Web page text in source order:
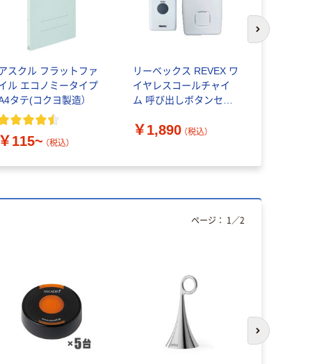
スクル フラットファ
ル エコノミータイプ
タテ(コクヨ製造）
￥115~ （税込）
リーベックス REVEX ワ
イヤレスコールチャイ
ム 呼び出しボタンセッ
6605（直送品）
￥1,890 （税込）
次のスライド
ページ： 1 ／2
次のスライド